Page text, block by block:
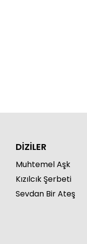
DİZİLER
Muhtemel Aşk
Kızılcık Şerbeti
Sevdan Bir Ateş